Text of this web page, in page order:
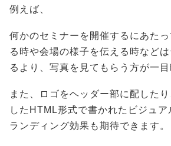
例えば、
何かのセミナーを開催するにあた
る時や会場の様子を伝える時など
るより、写真を見てもらう方が一目
また、ロゴをヘッダー部に配した
したHTML形式で書かれたビジュ
ランディング効果も期待できます。